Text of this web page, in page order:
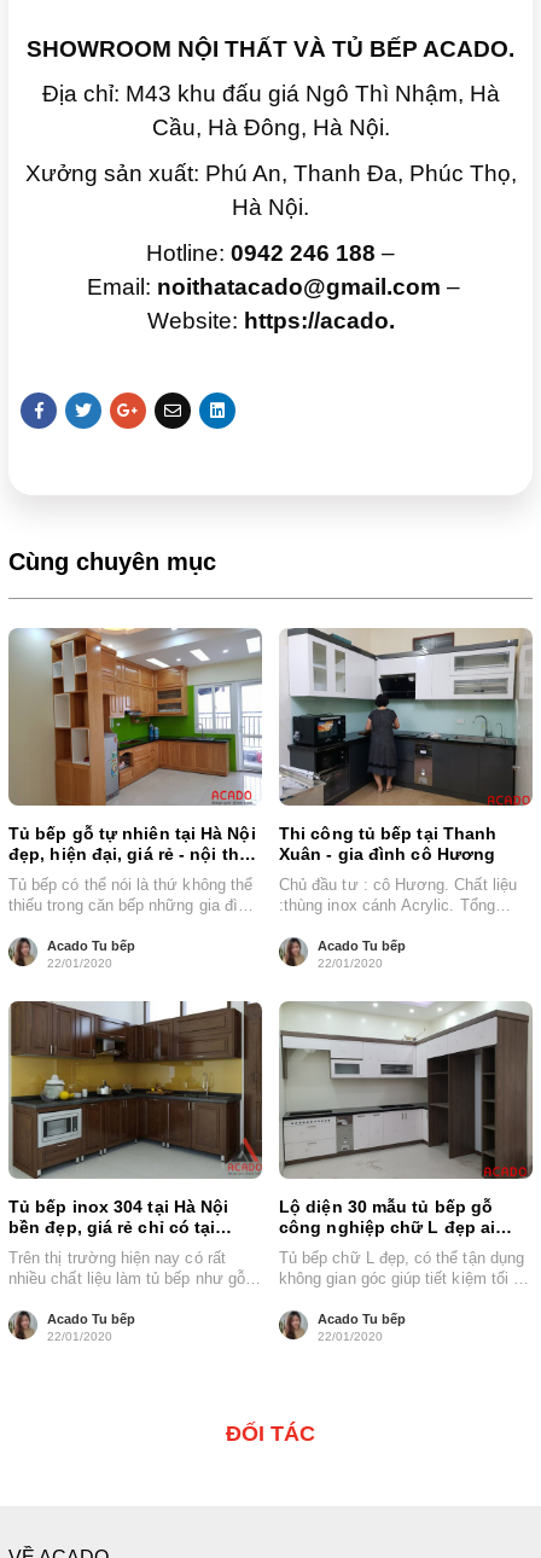
SHOWROOM NỘI THẤT VÀ TỦ BẾP ACADO.
Địa chỉ: M43 khu đấu giá Ngô Thì Nhậm, Hà
Cầu, Hà Đông, Hà Nội.
Xưởng sản xuất: Phú An, Thanh Đa, Phúc Thọ,
Hà Nội.
Hotline: 0942 246 188 –
Email: noithatacado@gmail.com –
Website: https://acado.
Cùng chuyên mục
Tủ bếp gỗ tự nhiên tại Hà Nội
đẹp, hiện đại, giá rẻ - nội thất
Acado
Tủ bếp có thể nói là thứ không thể
thiếu trong căn bếp những gia đình
Acado Tu bếp
22/01/2020
Thi công tủ bếp tại Thanh
Xuân - gia đình cô Hương
Chủ đầu tư : cô Hương. Chất liệu
:thùng inox cánh Acrylic. Tổng
Acado Tu bếp
22/01/2020
Tủ bếp inox 304 tại Hà Nội
bền đẹp, giá rẻ chỉ có tại
Acado
Trên thị trường hiện nay có rất
nhiều chất liệu làm tủ bếp như gỗ
Acado Tu bếp
22/01/2020
Lộ diện 30 mẫu tủ bếp gỗ
công nghiệp chữ L đẹp ai
cũng muốn sở hữu
Tủ bếp chữ L đẹp, có thể tận dụng
không gian góc giúp tiết kiệm tối đa
Acado Tu bếp
22/01/2020
ĐỐI TÁC